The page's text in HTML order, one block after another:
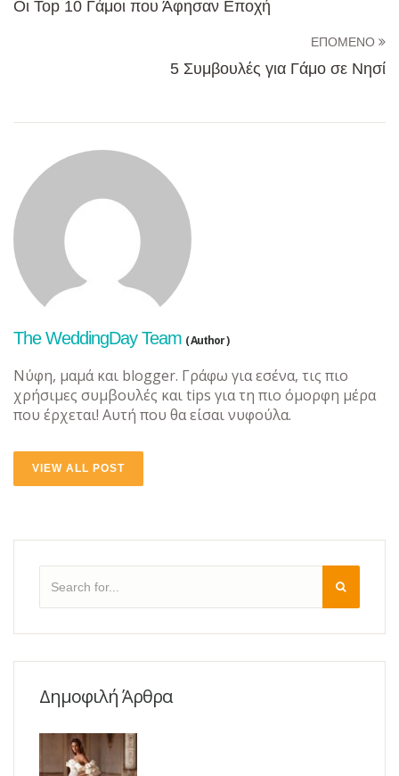
Οι Top 10 Γάμοι που Άφησαν Εποχή
ΕΠΟΜΕΝΟ
5 Συμβουλές για Γάμο σε Νησί
The WeddingDay Team ( Author )
Νύφη, μαμά και blogger. Γράφω για εσένα, τις πιο
χρήσιμες συμβουλές και tips για τη πιο όμορφη μέρα
που έρχεται! Αυτή που θα είσαι νυφούλα.
VIEW ALL POST
Δημοφιλή Άρθρα